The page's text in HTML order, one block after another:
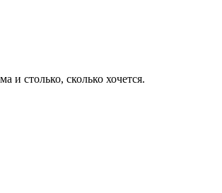
столько, сколько хочется.